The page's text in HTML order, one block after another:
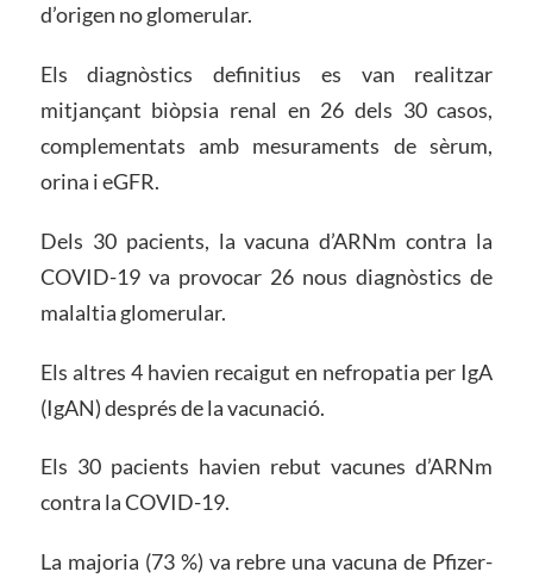
d’origen no glomerular.
Els diagnòstics definitius es van realitzar
mitjançant biòpsia renal en 26 dels 30 casos,
complementats amb mesuraments de sèrum,
orina i eGFR.
Dels 30 pacients, la vacuna d’ARNm contra la
COVID-19 va provocar 26 nous diagnòstics de
malaltia glomerular.
Els altres 4 havien recaigut en nefropatia per IgA
(IgAN) després de la vacunació.
Els 30 pacients havien rebut vacunes d’ARNm
contra la COVID-19.
La majoria (73 %) va rebre una vacuna de Pfizer-